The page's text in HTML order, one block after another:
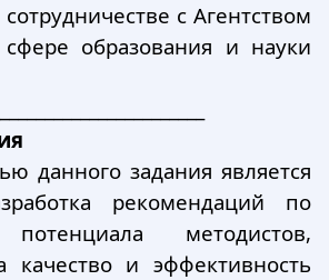
с Агентством
образования и науки
данного задания является
рекомендаций по
методистов,
и эффективность